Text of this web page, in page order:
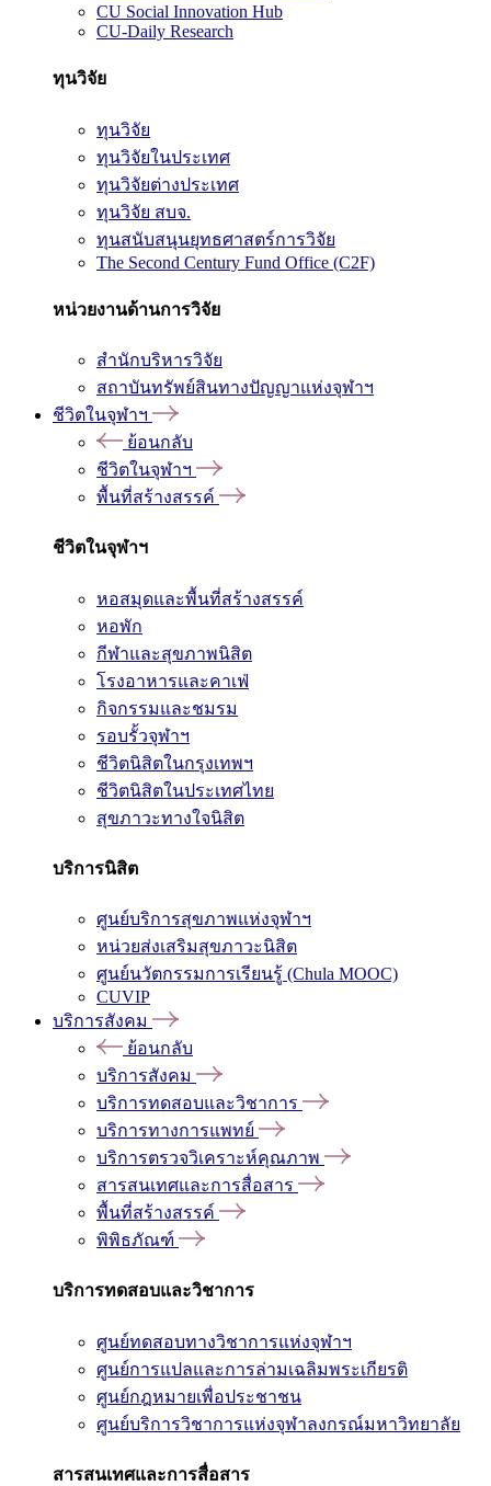
CU Social Innovation Hub
CU-Daily Research
ทุนวิจัย
ทุนวิจัย
ทุนวิจัยในประเทศ
ทุนวิจัยต่างประเทศ
ทุนวิจัย สบจ.
ทุนสนับสนุนยุทธศาสตร์การวิจัย
The Second Century Fund Office (C2F)
หน่วยงานด้านการวิจัย
สำนักบริหารวิจัย
สถาบันทรัพย์สินทางปัญญาแห่งจุฬาฯ
ชีวิตในจุฬาฯ
ย้อนกลับ
ชีวิตในจุฬาฯ
พื้นที่สร้างสรรค์
ชีวิตในจุฬาฯ
หอสมุดและพื้นที่สร้างสรรค์
หอพัก
กีฬาและสุขภาพนิสิต
โรงอาหารและคาเฟ่
กิจกรรมและชมรม
รอบรั้วจุฬาฯ
ชีวิตนิสิตในกรุงเทพฯ
ชีวิตนิสิตในประเทศไทย
สุขภาวะทางใจนิสิต
บริการนิสิต
ศูนย์บริการสุขภาพแห่งจุฬาฯ
หน่วยส่งเสริมสุขภาวะนิสิต
ศูนย์นวัตกรรมการเรียนรู้ (Chula MOOC)
CUVIP
บริการสังคม
ย้อนกลับ
บริการสังคม
บริการทดสอบและวิชาการ
บริการทางการแพทย์
บริการตรวจวิเคราะห์คุณภาพ
สารสนเทศและการสื่อสาร
พื้นที่สร้างสรรค์
พิพิธภัณฑ์
บริการทดสอบและวิชาการ
ศูนย์ทดสอบทางวิชาการแห่งจุฬาฯ
ศูนย์การแปลและการล่ามเฉลิมพระเกียรติ
ศูนย์กฎหมายเพื่อประชาชน
ศูนย์บริการวิชาการแห่งจุฬาลงกรณ์มหาวิทยาลัย
สารสนเทศและการสื่อสาร